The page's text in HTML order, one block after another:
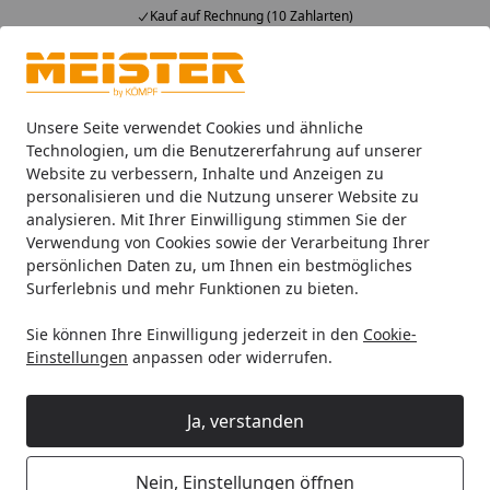
Unsere Seite verwendet Cookies und ähnliche
Technologien, um die Benutzererfahrung auf unserer
Website zu verbessern, Inhalte und Anzeigen zu
personalisieren und die Nutzung unserer Website zu
analysieren. Mit Ihrer Einwilligung stimmen Sie der
Verwendung von Cookies sowie der Verarbeitung Ihrer
persönlichen Daten zu, um Ihnen ein bestmögliches
Surferlebnis und mehr Funktionen zu bieten.
Sie können Ihre Einwilligung jederzeit in den Cookie-
Einstellungen anpassen oder widerrufen.
Ja, verstanden
Nein, Einstellungen öffnen
Kauf auf Rechnung (10 Zahlarten)
Alle Produkte
Mein Konto
Suchen
Startseite
Böden Meister Laminatböden MeisterDesign. laminate
MEISTER Laminatboden
MeisterDesign. laminate LD 250
1288 x 244 x 10 mm 07001 Eiche
Champagner Porensynchron-
Struktur